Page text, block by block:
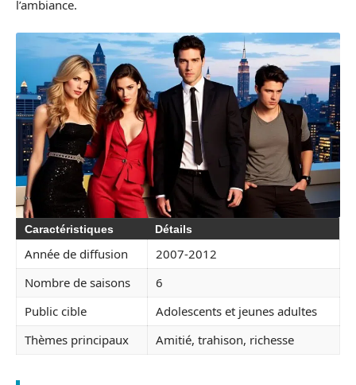
l’ambiance.
Caractéristiques Détails
Année de diffusion
2007-2012
Nombre de saisons
6
Public cible
Adolescents et jeunes adultes
Thèmes principaux
Amitié, trahison, richesse